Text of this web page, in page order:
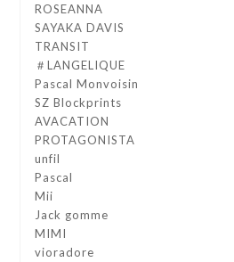
ROSEANNA
SAYAKA DAVIS
TRANSIT
＃LANGELIQUE
Pascal Monvoisin
SZ Blockprints
AVACATION
PROTAGONISTA
unfil
Pascal
Mii
Jack gomme
MIMI
vioradore